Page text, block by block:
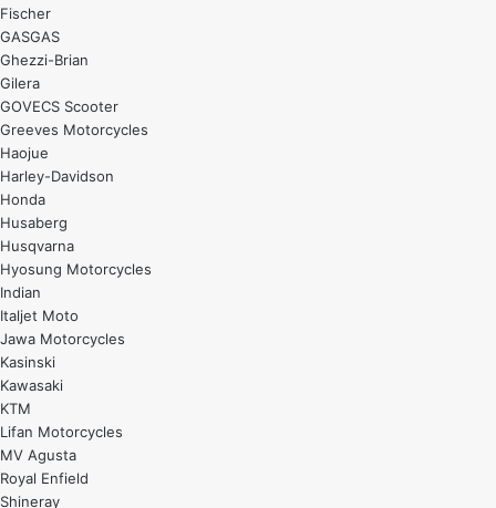
Fischer
GASGAS
Ghezzi-Brian
Gilera
GOVECS Scooter
Greeves Motorcycles
Haojue
Harley-Davidson
Honda
Husaberg
Husqvarna
Hyosung Motorcycles
Indian
Italjet Moto
Jawa Motorcycles
Kasinski
Kawasaki
KTM
Lifan Motorcycles
MV Agusta
Royal Enfield
Shineray